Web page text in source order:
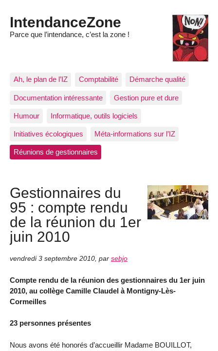
IntendanceZone
Parce que l’intendance, c’est la zone !
Ah, le plan de l’IZ Comptabilité Démarche qualité
Documentation intéressante Gestion pure et dure
Humour Informatique, outils logiciels
Initiatives écologiques Méta-informations sur l’IZ
Réunions de gestionnaires
Gestionnaires du
95 : compte rendu
de la réunion du 1er
juin 2010
vendredi 3 septembre 2010 par sebjo
Compte rendu de la réunion des gestionnaires du 1er juin
2010, au collège Camille Claudel à Montigny-Lès-
Cormeilles
23 personnes présentes
Nous avons été honorés d’accueillir Madame BOUILLOT,